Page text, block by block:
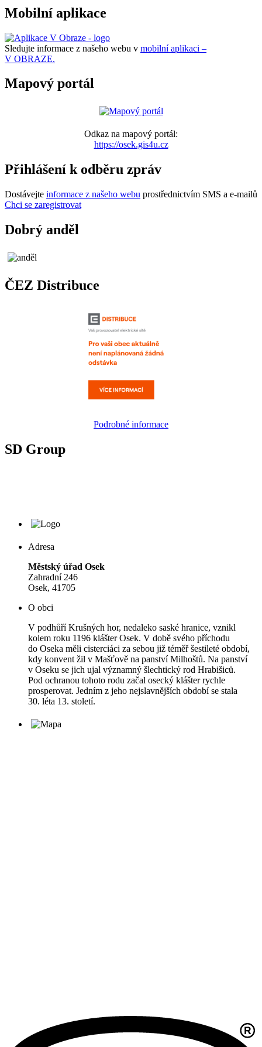
Mobilní aplikace
Sledujte informace z našeho webu v mobilní aplikaci –
V OBRAZE.
Mapový portál
Odkaz na mapový portál:
https://osek.gis4u.cz
Přihlášení k odběru zpráv
Dostávejte informace z našeho webu prostřednictvím SMS a e-mailů
Chci se zaregistrovat
Dobrý anděl
ČEZ Distribuce
Podrobné informace
SD Group
Adresa
Městský úřad Osek
Zahradní 246
Osek, 41705
O obci
V podhůří Krušných hor, nedaleko saské hranice, vznikl
kolem roku 1196 klášter Osek. V době svého příchodu
do Oseka měli cisterciáci za sebou již téměř šestileté období,
kdy konvent žil v Mašťově na panství Milhoštů. Na panství
v Oseku se jich ujal významný šlechtický rod Hrabišiců.
Pod ochranou tohoto rodu začal osecký klášter rychle
prosperovat. Jedním z jeho nejslavnějších období se stala
30. léta 13. století.